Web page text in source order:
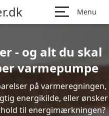
Menu
- og alt du skal
varmepumpe
på varmeregningen,
energikilde, eller ønsker
til energimærkningen?